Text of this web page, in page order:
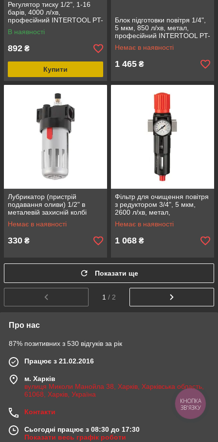
Регулятор тиску 1/2", 1-16
барів, 4000 л/хв,
професійний INTERTOOL PT-
1428
В наявності
892 ₴
Купити
Блок підготовки повітря 1/4",
5 мкм, 850 л/хв, метал,
професійний INTERTOOL PT-
1435
Немає в наявності
1 465 ₴
Лубрикатор (пристрій
подавання оливи) 1/2" в
металевій захисній колбі
INTERTOOL PT-1421
Немає в наявності
330 ₴
Фільтр для очищення повітря
з редуктором 3/4", 5 мкм,
2600 л/хв, метал,
професійний INTERTOOL PT-
1417
Немає в наявності
1 068 ₴
Показати ще
1 / 2
Про нас
87% позитивних з 530 відгуків за рік
Працює з 21.02.2016
м. Харків
вулиця Миколи Манойла 38, Харків, Харківська область,
61068, Харків, Україна
Контакти
Сьогодні працює з 08:30 до 17:30
Показати весь графік роботи
КНОПКА
ЗВ'ЯЗКУ